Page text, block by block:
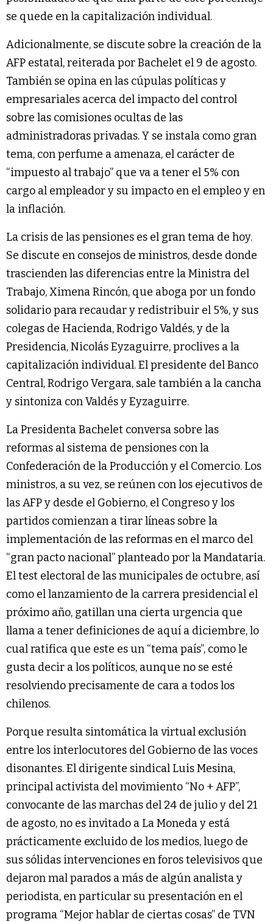
se quede en la capitalización individual.
Adicionalmente, se discute sobre la creación de la
AFP estatal, reiterada por Bachelet el 9 de agosto.
También se opina en las cúpulas políticas y
empresariales acerca del impacto del control
sobre las comisiones ocultas de las
administradoras privadas. Y se instala como gran
tema, con perfume a amenaza, el carácter de
“impuesto al trabajo” que va a tener el 5% con
cargo al empleador y su impacto en el empleo y en
la inflación.
La crisis de las pensiones es el gran tema de hoy.
Se discute en consejos de ministros, desde donde
trascienden las diferencias entre la Ministra del
Trabajo, Ximena Rincón, que aboga por un fondo
solidario para recaudar y redistribuir el 5%, y sus
colegas de Hacienda, Rodrigo Valdés, y de la
Presidencia, Nicolás Eyzaguirre, proclives a la
capitalización individual. El presidente del Banco
Central, Rodrigo Vergara, sale también a la cancha
y sintoniza con Valdés y Eyzaguirre.
La Presidenta Bachelet conversa sobre las
reformas al sistema de pensiones con la
Confederación de la Producción y el Comercio. Los
ministros, a su vez, se reúnen con los ejecutivos de
las AFP y desde el Gobierno, el Congreso y los
partidos comienzan a tirar líneas sobre la
implementación de las reformas en el marco del
“gran pacto nacional” planteado por la Mandataria.
El test electoral de las municipales de octubre, así
como el lanzamiento de la carrera presidencial el
próximo año, gatillan una cierta urgencia que
llama a tener definiciones de aquí a diciembre, lo
cual ratifica que este es un “tema país”, como le
gusta decir a los políticos, aunque no se esté
resolviendo precisamente de cara a todos los
chilenos.
Porque resulta sintomática la virtual exclusión
entre los interlocutores del Gobierno de las voces
disonantes. El dirigente sindical Luis Mesina,
principal activista del movimiento “No + AFP”,
convocante de las marchas del 24 de julio y del 21
de agosto, no es invitado a La Moneda y está
prácticamente excluido de los medios, luego de
sus sólidas intervenciones en foros televisivos que
dejaron mal parados a más de algún analista y
periodista, en particular su presentación en el
programa “Mejor hablar de ciertas cosas” de TVN